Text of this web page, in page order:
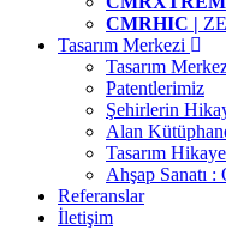
CMRHIC |
Tasarım Merkezi
Tasarım
Patentlerimiz
Şehirlerin
Alan
Tasarım
Ahşap Sanatı :
Referanslar
İletişim